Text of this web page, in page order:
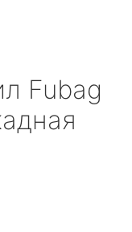
Fubag